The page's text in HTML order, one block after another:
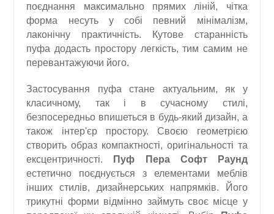
поєднання максимально прямих ліній, чітка
форма несуть у собі певний мінімалізм,
лаконічну практичність. Кутове старанність
пуфа додасть простору легкість, тим самим не
перевантажуючи його.
Застосування пуфа стане актуальним, як у
класичному, так і в сучасному стилі,
безпосередньо впишеться в будь-який дизайн, а
також інтер'єр простору. Своєю геометрією
створить образ компактності, оригінальності та
ексцентричності.
Пуф Пера Софт Раунд
естетично поєднується з елементами меблів
інших стилів, дизайнерських напрямків. Його
трикутні форми відмінно займуть своє місце у